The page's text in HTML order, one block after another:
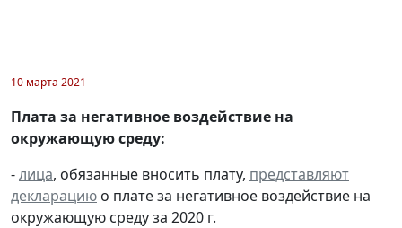
10 марта 2021
Плата за негативное воздействие на
окружающую среду:
-лица, обязанные вносить плату, представляют
декларацию о плате за негативное воздействие на
окружающую среду за 2020 г.